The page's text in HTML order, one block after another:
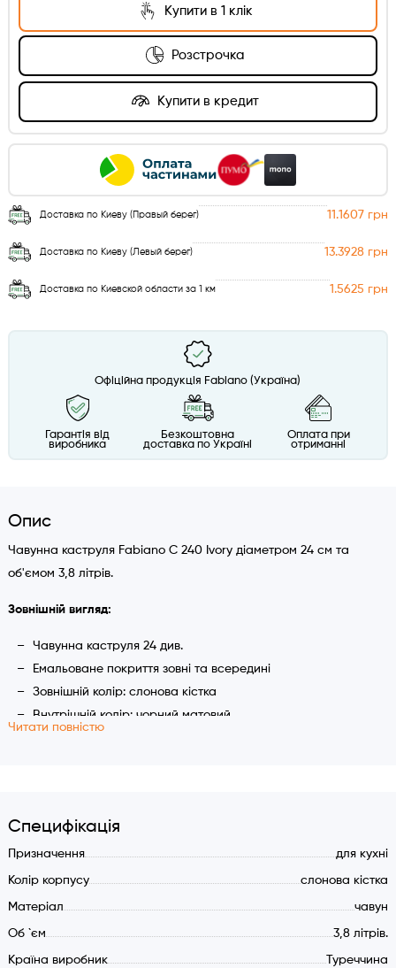
Купити в 1 клік
Розстрочка
Купити в кредит
Доставка по Киеву (Правый берег) 11.1607 грн
Доставка по Киеву (Левый берег) 13.3928 грн
Доставка по Киевской области за 1 км 1.5625 грн
Офіційна продукція Fabiano (Україна)
Гарантія від
виробника
Безкоштовна
доставка по Україні
Оплата при
отриманні
Опис
Чавунна каструля Fabiano C 240 Ivory діаметром 24 см та
об'ємом 3,8 літрів.
Зовнішній вигляд:
Чавунна каструля 24 див.
Емальоване покриття зовні та всередині
Зовнішній колір: слонова кістка
Внутрішній колір: чорний матовий
Подвійне емальоване стійке покриття
Об'єм: 3,8 літрів
4-6 порцій їжі
Чавунна кришка в комплекті
Читати повністю
Специфікація
Призначення для кухні
Колір корпусу слонова кістка
Матеріал чавун
Об `єм 3,8 літрів.
Країна виробник Туреччина